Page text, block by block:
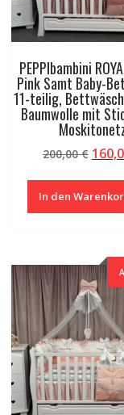
PEPPIbambini
Pink Samt Baby-
11-teilig,
Baumwolle mit
200,00€
war:
In den